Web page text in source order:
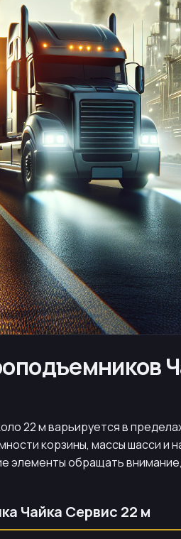
22 м варьируется в
корзины, массы шасси и
элементы обращать
Чайка Сервис 22 м